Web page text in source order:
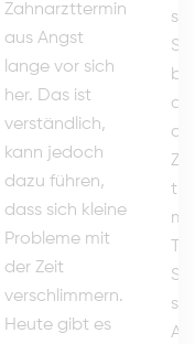
Zahnarzttermin
aus Angst
lange vor sich
her. Das ist
verständlich,
kann jedoch
dazu führen,
dass sich kleine
Probleme mit
der Zeit
verschlimmern.
Heute gibt es